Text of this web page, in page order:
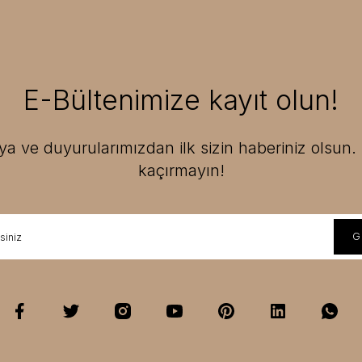
E-Bültenimize kayıt olun!
ve duyurularımızdan ilk sizin haberiniz olsun.
kaçırmayın!